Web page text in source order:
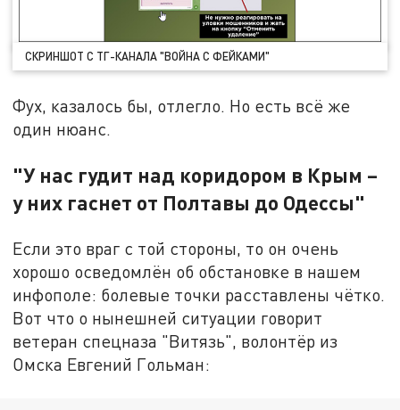
СКРИНШОТ С ТГ-КАНАЛА "ВОЙНА С ФЕЙКАМИ"
Фух, казалось бы, отлегло. Но есть всё же
один нюанс.
"У нас гудит над коридором в Крым –
у них гаснет от Полтавы до Одессы"
Если это враг с той стороны, то он очень
хорошо осведомлён об обстановке в нашем
инфополе: болевые точки расставлены чётко.
Вот что о нынешней ситуации говорит
ветеран спецназа "Витязь", волонтёр из
Омска Евгений Гольман: